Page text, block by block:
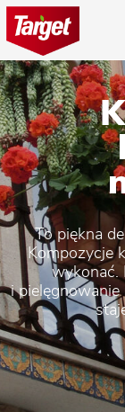
To piękna
Kompozycje
wykonać.
i pielęgnowanie